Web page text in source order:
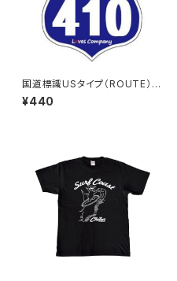
国道標識USタイプ（ROUTE）ス
テッカー 410号線
¥440